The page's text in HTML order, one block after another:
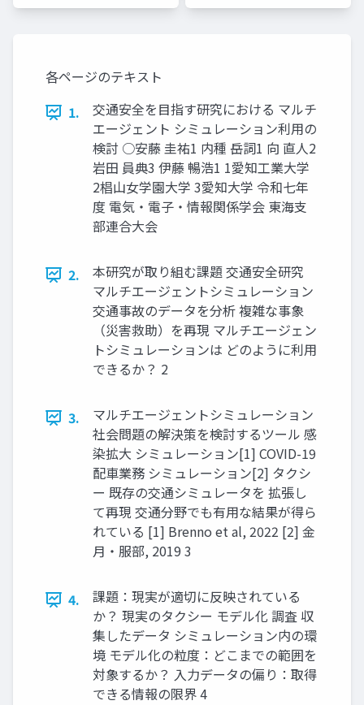
各ページのテキスト
1.
交通安全を目指す研究における マルチ
エージェント シミュレーション利用の
検討 ○安藤 圭祐1 内種 岳詞1 向 直人2
岩田 員典3 伊藤 暢浩1 1愛知工業大学
2椙山女学園大学 3愛知大学 令和七年
度 電気・電子・情報関係学会 東海支
部連合大会
2.
本研究が取り組む課題 交通安全研究
マルチエージェントシミュレーション
交通事故のデータを分析 複雑な事象
（災害救助）を再現 マルチエージェン
トシミュレーションは どのように利用
できるか？ 2
3.
マルチエージェントシミュレーション
社会問題の解決策を検討するツール 感
染拡大 シミュレーション[1] COVID-19
配車業務 シミュレーション[2] タクシ
ー 既存の交通シミュレータを 拡張し
て再現 交通分野でも有用な結果が得ら
れている [1] Brenno et al, 2022 [2] 金
月・服部, 2019 3
4.
課題：現実が適切に反映されている
か？ 現実のタクシー モデル化 調査 収
集したデータ シミュレーション内の環
境 モデル化の粒度：どこまでの範囲を
対象するか？ 入力データの偏り：取得
できる情報の限界 4